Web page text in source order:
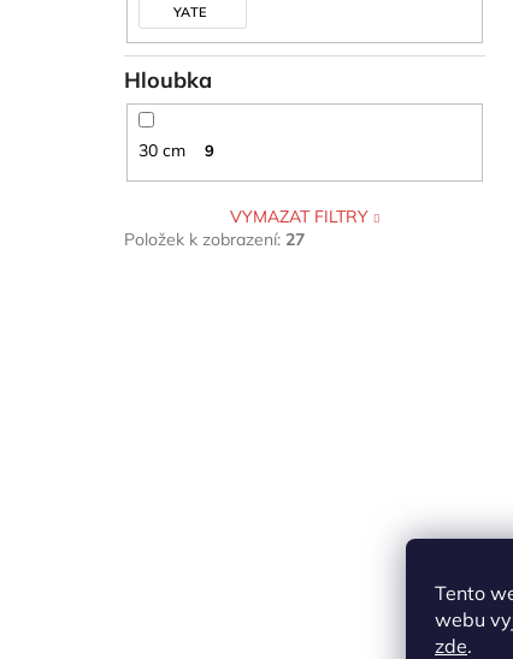
Tento
webu
zde.
YATE
Hloubka
30 cm 9
VYMAZAT FILTRY
Položek k zobrazení: 27